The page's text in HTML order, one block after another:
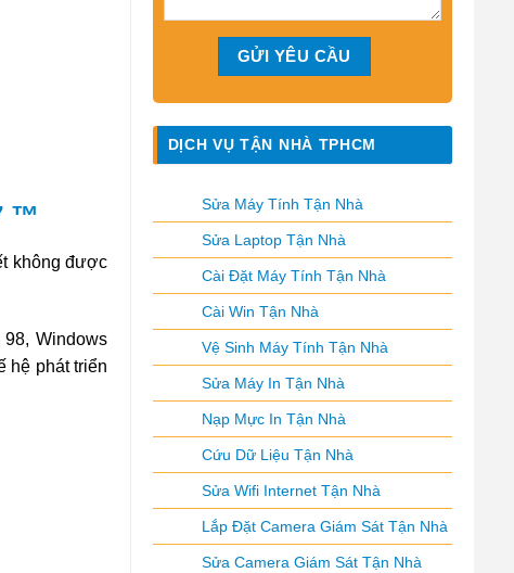
™
không được
Windows
hệ phát triển
DỊCH VỤ TẬN NHÀ TPHCM
Sửa Máy Tính Tận Nhà
Sửa Laptop Tận Nhà
Cài Đặt Máy Tính Tận Nhà
Cài Win Tận Nhà
Vệ Sinh Máy Tính Tận Nhà
Sửa Máy In Tận Nhà
Nạp Mực In Tận Nhà
Cứu Dữ Liệu Tận Nhà
Sửa Wifi Internet Tận Nhà
Lắp Đặt Camera Giám Sát Tận Nhà
Sửa Camera Giám Sát Tận Nhà